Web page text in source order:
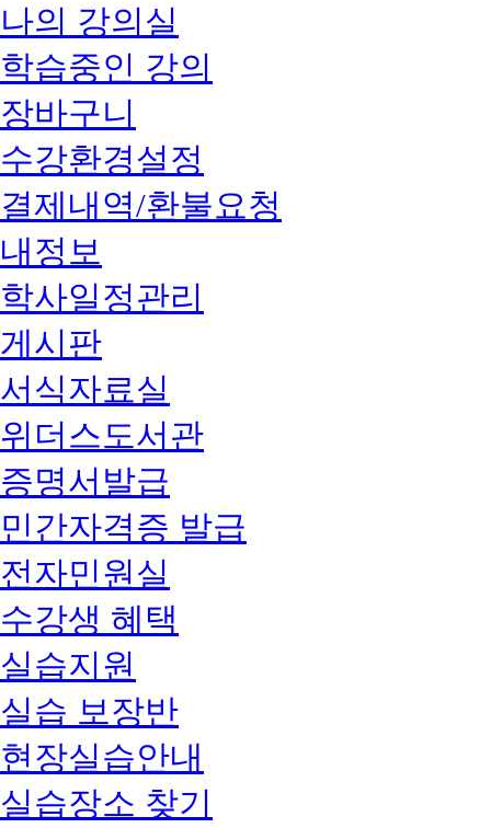
나의 강의실
학습중인 강의
장바구니
수강환경설정
결제내역/환불요청
내정보
학사일정관리
게시판
서식자료실
위더스도서관
증명서발급
민간자격증 발급
전자민원실
수강생 혜택
실습지원
실습 보장반
현장실습안내
실습장소 찾기